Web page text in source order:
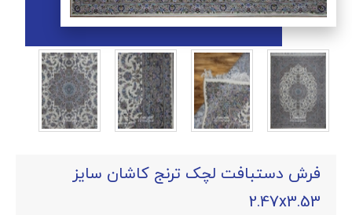
فرش دستبافت لچک ترنج کاشان سایز
2.47x3.53